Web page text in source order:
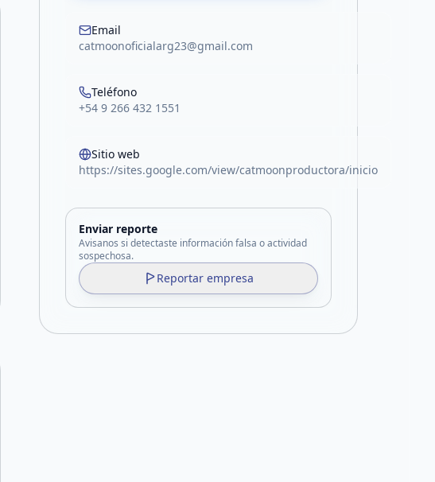
en Facebook
Email
catmoonoficialarg23@gmail.com
Teléfono
+54 9 266 432 1551
Sitio web
https://sites.google.com/view/catmoonproductora/inicio
Enviar reporte
Avisanos si detectaste información falsa o actividad
sospechosa.
Reportar empresa